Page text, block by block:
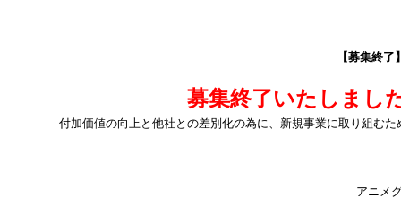
【募集終
募集終了いたしまし
付加価値の向上と他社との差別化の為に、新規事業に取り組む
アニメ